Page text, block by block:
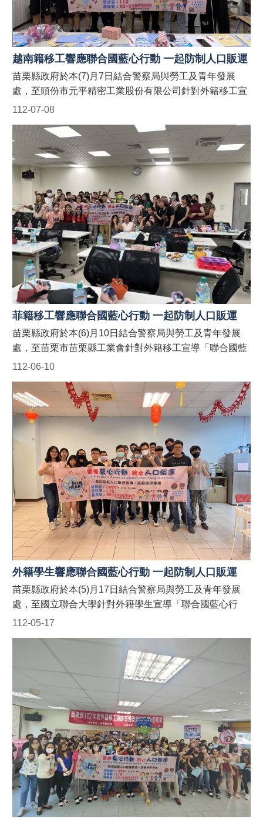
籍移工、其聘僱單位及仲介公司職員為宣導對象之申請。
聯絡電話：037-559245。 (二)農業處：受理以外籍漁工、
其聘僱單位及仲介公司職員為宣導對象之申請。聯絡電
話：037-559763。 #苗栗縣政府外籍人士宣導團 #防制人
口販運藍心行動BlueHeartCampaign #苗栗縣政府防制人
口販運網 https://reurl.cc/9E9GAn #LINE官方帳號貓裏捍
衛藍心最前線 http://line.me/ti/p/@122wszsv
越南籍移工響應聯合國藍心行動 一起防制人口販運
112-07-08
苗栗縣政府於本(7)月7日結合警察局與勞工及青年發展
處，至頭份市元平精密工業股份有限公司針對外籍移工宣
導「聯合國藍心行動」、「人口販運案件檢舉專線」以及
制人口販運的心。藍心行動的目標為喚起全球各地的防制
人口販運意識，並動員國際組織、政府、民間社團或私人
機構的資源，一起防制人口販運的發生！ 【人口販運案件
檢舉及被害人保護24小時免費專線】 1. 勞動部：1955外
籍勞工及雇主多國語言諮詢保護專線(提供中、英、越、
印、泰等5種語言) 2. 移民署：02-2388-3095 (我想爸爸，
響鈴救我，人口販運案件檢舉專線) 3. 警察局：110 【如
何申請苗栗縣政府外籍人士宣導團到廠實施宣導？】 申請
窗口： (一)勞青處：受理以外籍移工、其聘僱單位及仲介
公司職員為宣導對象之申請。聯絡電話：037-559245。
(二)農業處：受理以外籍漁工、其聘僱單位及仲介公司職
員為宣導對象之申請。聯絡電話：037-559763。 #苗栗縣
政府外籍人士宣導團 #防制人口販運藍心行動
BlueHeartCampaign #苗栗縣政府防制人口販運
網 https://reurl.cc/9E9GAn #LINE官方帳號貓裏捍衛藍心
最前線 http://line.me/ti/p/@122wszsv
菲籍移工響應聯合國藍心行動 一起防制人口販運
112-06-10
苗栗縣政府於本(6)月10日結合警察局與勞工及青年發展
處，至苗栗市苗栗縣工業會針對外籍移工宣導「聯合國藍
心行動」、「人口販運案件檢舉專線」、「反詐騙」以及
發送宣導折頁！ 藍心，即是防制人口販運的心。藍心行動
的目標為喚起全球各地的防制人口販運意識，並動員國際
組織、政府、民間社團或私人機構的資源，一起防制人口
販運的發生！ 【人口販運案件檢舉及被害人保護24小時免
費專線】 1. 勞動部：1955外籍勞工及雇主多國語言諮詢
保護專線(提供中、英、越、印、泰等5種語言) 2. 移民
署：02-2388-3095 (我想爸爸，響鈴救我，人口販運案件
檢舉專線) 3. 警察局：110 【如何申請苗栗縣政府外籍人
士宣導團到廠實施宣導？】 申請窗口： (一)勞青處：受理
以外籍移工、其聘僱單位及仲介公司職員為宣導對象之申
請。聯絡電話：037-559245。 (二)農業處：受理以外籍漁
工、其聘僱單位及仲介公司職員為宣導對象之申請。聯絡
電話：037-559763。 #苗栗縣政府外籍人士宣導團 #防制
人口販運藍心行動BlueHeartCampaign #苗栗縣政府防制
人口販運網 https://reurl.cc/9E9GAn #LINE官方帳號貓裏
捍衛藍心最前線 http://line.me/ti/p/@122wszsv
外籍學生響應聯合國藍心行動 一起防制人口販運
112-05-17
苗栗縣政府於本(5)月17日結合警察局與勞工及青年發展
處，至國立聯合大學針對外籍學生宣導「聯合國藍心行
動」、「人口販運案件檢舉專線」、「反詐騙」以及「萬
宣導折頁！ 藍心，即是防制人口販運的心。藍心行動的目
標為喚起全球各地的防制人口販運意識，並動員國際組
織、政府、民間社團或私人機構的資源，一起防制人口販
運的發生！ 【人口販運案件檢舉及被害人保護24小時免費
專線】 1. 勞動部：1955外籍勞工及雇主多國語言諮詢保
護專線(提供中、英、越、印、泰等5種語言) 2. 移民署：
02-2388-3095 (我想爸爸，響鈴救我，人口販運案件檢舉
專線) 3. 警察局：110 【如何申請苗栗縣政府外籍人士宣
導團到廠實施宣導？】 申請窗口： (一)勞青處：受理以外
籍移工、其聘僱單位及仲介公司職員為宣導對象之申請。
聯絡電話：037-559245。 (二)農業處：受理以外籍漁工、
其聘僱單位及仲介公司職員為宣導對象之申請。聯絡電